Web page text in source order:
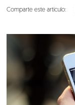
Comparte este artículo: